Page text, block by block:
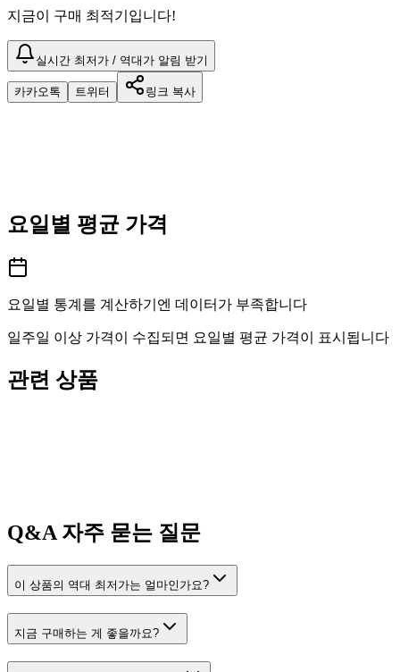
지금이 구매 최적기입니다!
실시간 최저가 / 역대가 알림 받기
카카오톡 트위터 링크 복사
요일별 평균 가격
요일별 통계를 계산하기엔 데이터가 부족합니다
일주일 이상 가격이 수집되면 요일별 평균 가격이 표시됩니다
관련 상품
Q&A자주 묻는 질문
이 상품의 역대 최저가는 얼마인가요?
지금 구매하는 게 좋을까요?